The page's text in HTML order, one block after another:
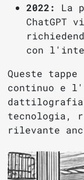
2022:
La
ChatGPT
con
Queste
continuo e
tecnologia,
rilevante